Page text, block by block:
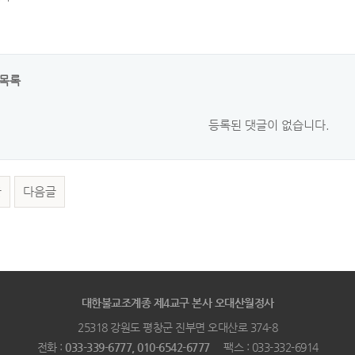
록
등록된 댓글이 없습니다.
다음글
대한불교조계종 제4교구 본사 오대산월정사
25318 강원도 평창군 진부면 오대산로 374-8
전화 : 033-339-6777, 010-6542-6777팩스 : 033-332-6914